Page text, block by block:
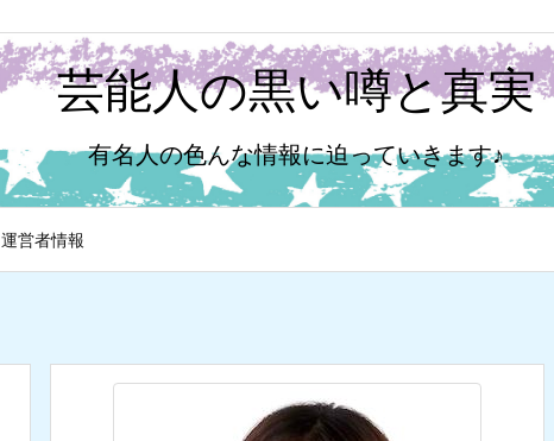
芸能人の黒い噂と真実
有名人の色んな情報に迫っていきます♪
運営者情報